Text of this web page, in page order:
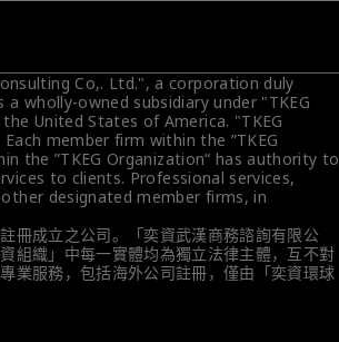
Co,. Ltd.", a corporation duly
wholly-owned subsidiary under "TKEG
United States of America. "TKEG
member firm within the ”TKEG
the ”TKEG Organization“ has authority to
to clients. Professional services,
designated member firms, in
冊成立之公司。「奕資武漢商務諮詢有限公
組織」中每一實體均為獨立法律主體，互不對
業服務，包括海外公司註冊，僅由「奕資環球